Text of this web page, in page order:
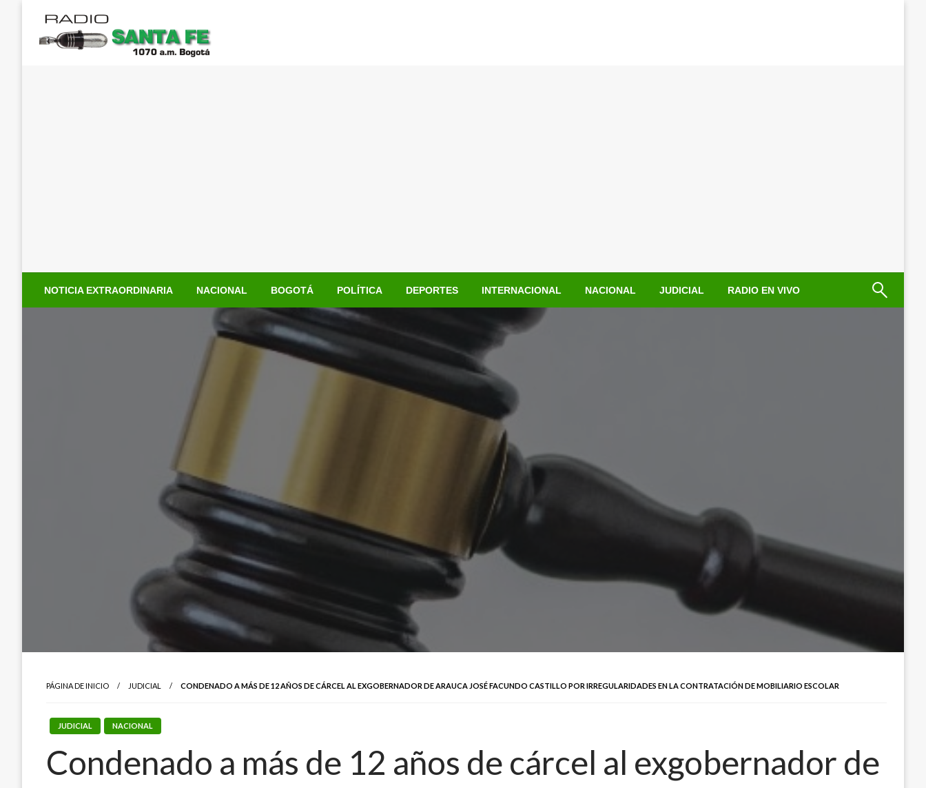
contenido
NOTICIA EXTRAORDINARIA NACIONAL BOGOTÁ POLÍTICA DEPORTES INTERNACIONAL NACIONAL JUDICIAL RADIO EN VIVO
PÁGINA DE INICIO JUDICIAL CONDENADO A MÁS DE 12 AÑOS DE CÁRCEL AL EXGOBERNADOR DE ARAUCA JOSÉ FACUNDO CASTILLO POR IRREGULARIDADES EN LA CONTRATACIÓN DE MOBILIARIO ESCOLAR
JUDICIAL NACIONAL
Condenado a más de 12 años de cárcel al exgobernador de